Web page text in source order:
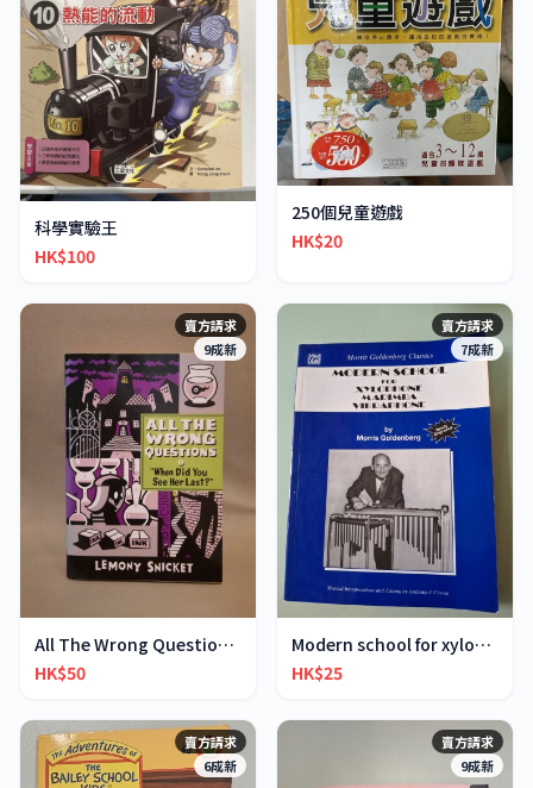
科學實驗王
HK$100
250個兒童遊戲
HK$20
賣方請求
9成新
All The Wrong Questions 2: "When Did You See Her L
HK$50
賣方請求
7成新
Modern school for xylophone marimba vibraphone
HK$25
賣方請求
6成新
賣方請求
9成新